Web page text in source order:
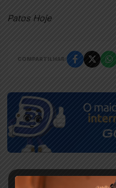
Patos Hoje
COMPARTILHAR: